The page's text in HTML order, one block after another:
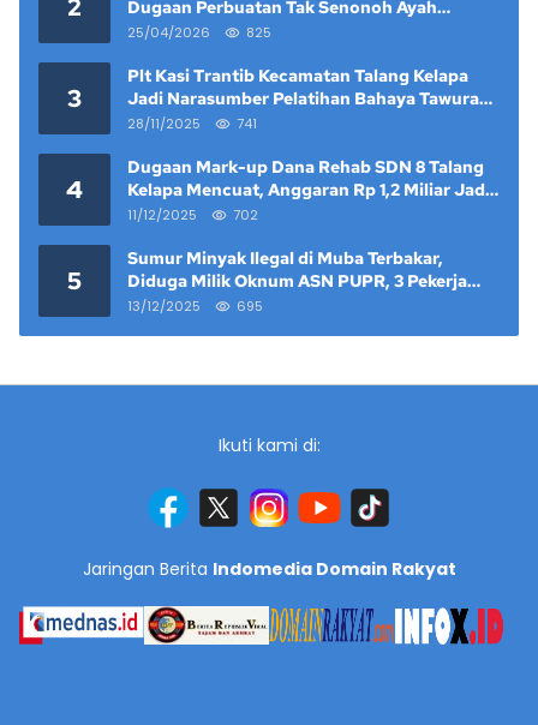
2
Dugaan Perbuatan Tak Senonoh Ayah
Kandung Mencuat
25/04/2026 825
3
Plt Kasi Trantib Kecamatan Talang Kelapa
Jadi Narasumber Pelatihan Bahaya Tawuran
dan Narkoba di Keramat Raya
28/11/2025 741
4
Dugaan Mark-up Dana Rehab SDN 8 Talang
Kelapa Mencuat, Anggaran Rp 1,2 Miliar Jadi
Sorotan
11/12/2025 702
5
Sumur Minyak Ilegal di Muba Terbakar,
Diduga Milik Oknum ASN PUPR, 3 Pekerja
Tewas
13/12/2025 695
Ikuti kami di:
Jaringan Berita Indomedia Domain Rakyat